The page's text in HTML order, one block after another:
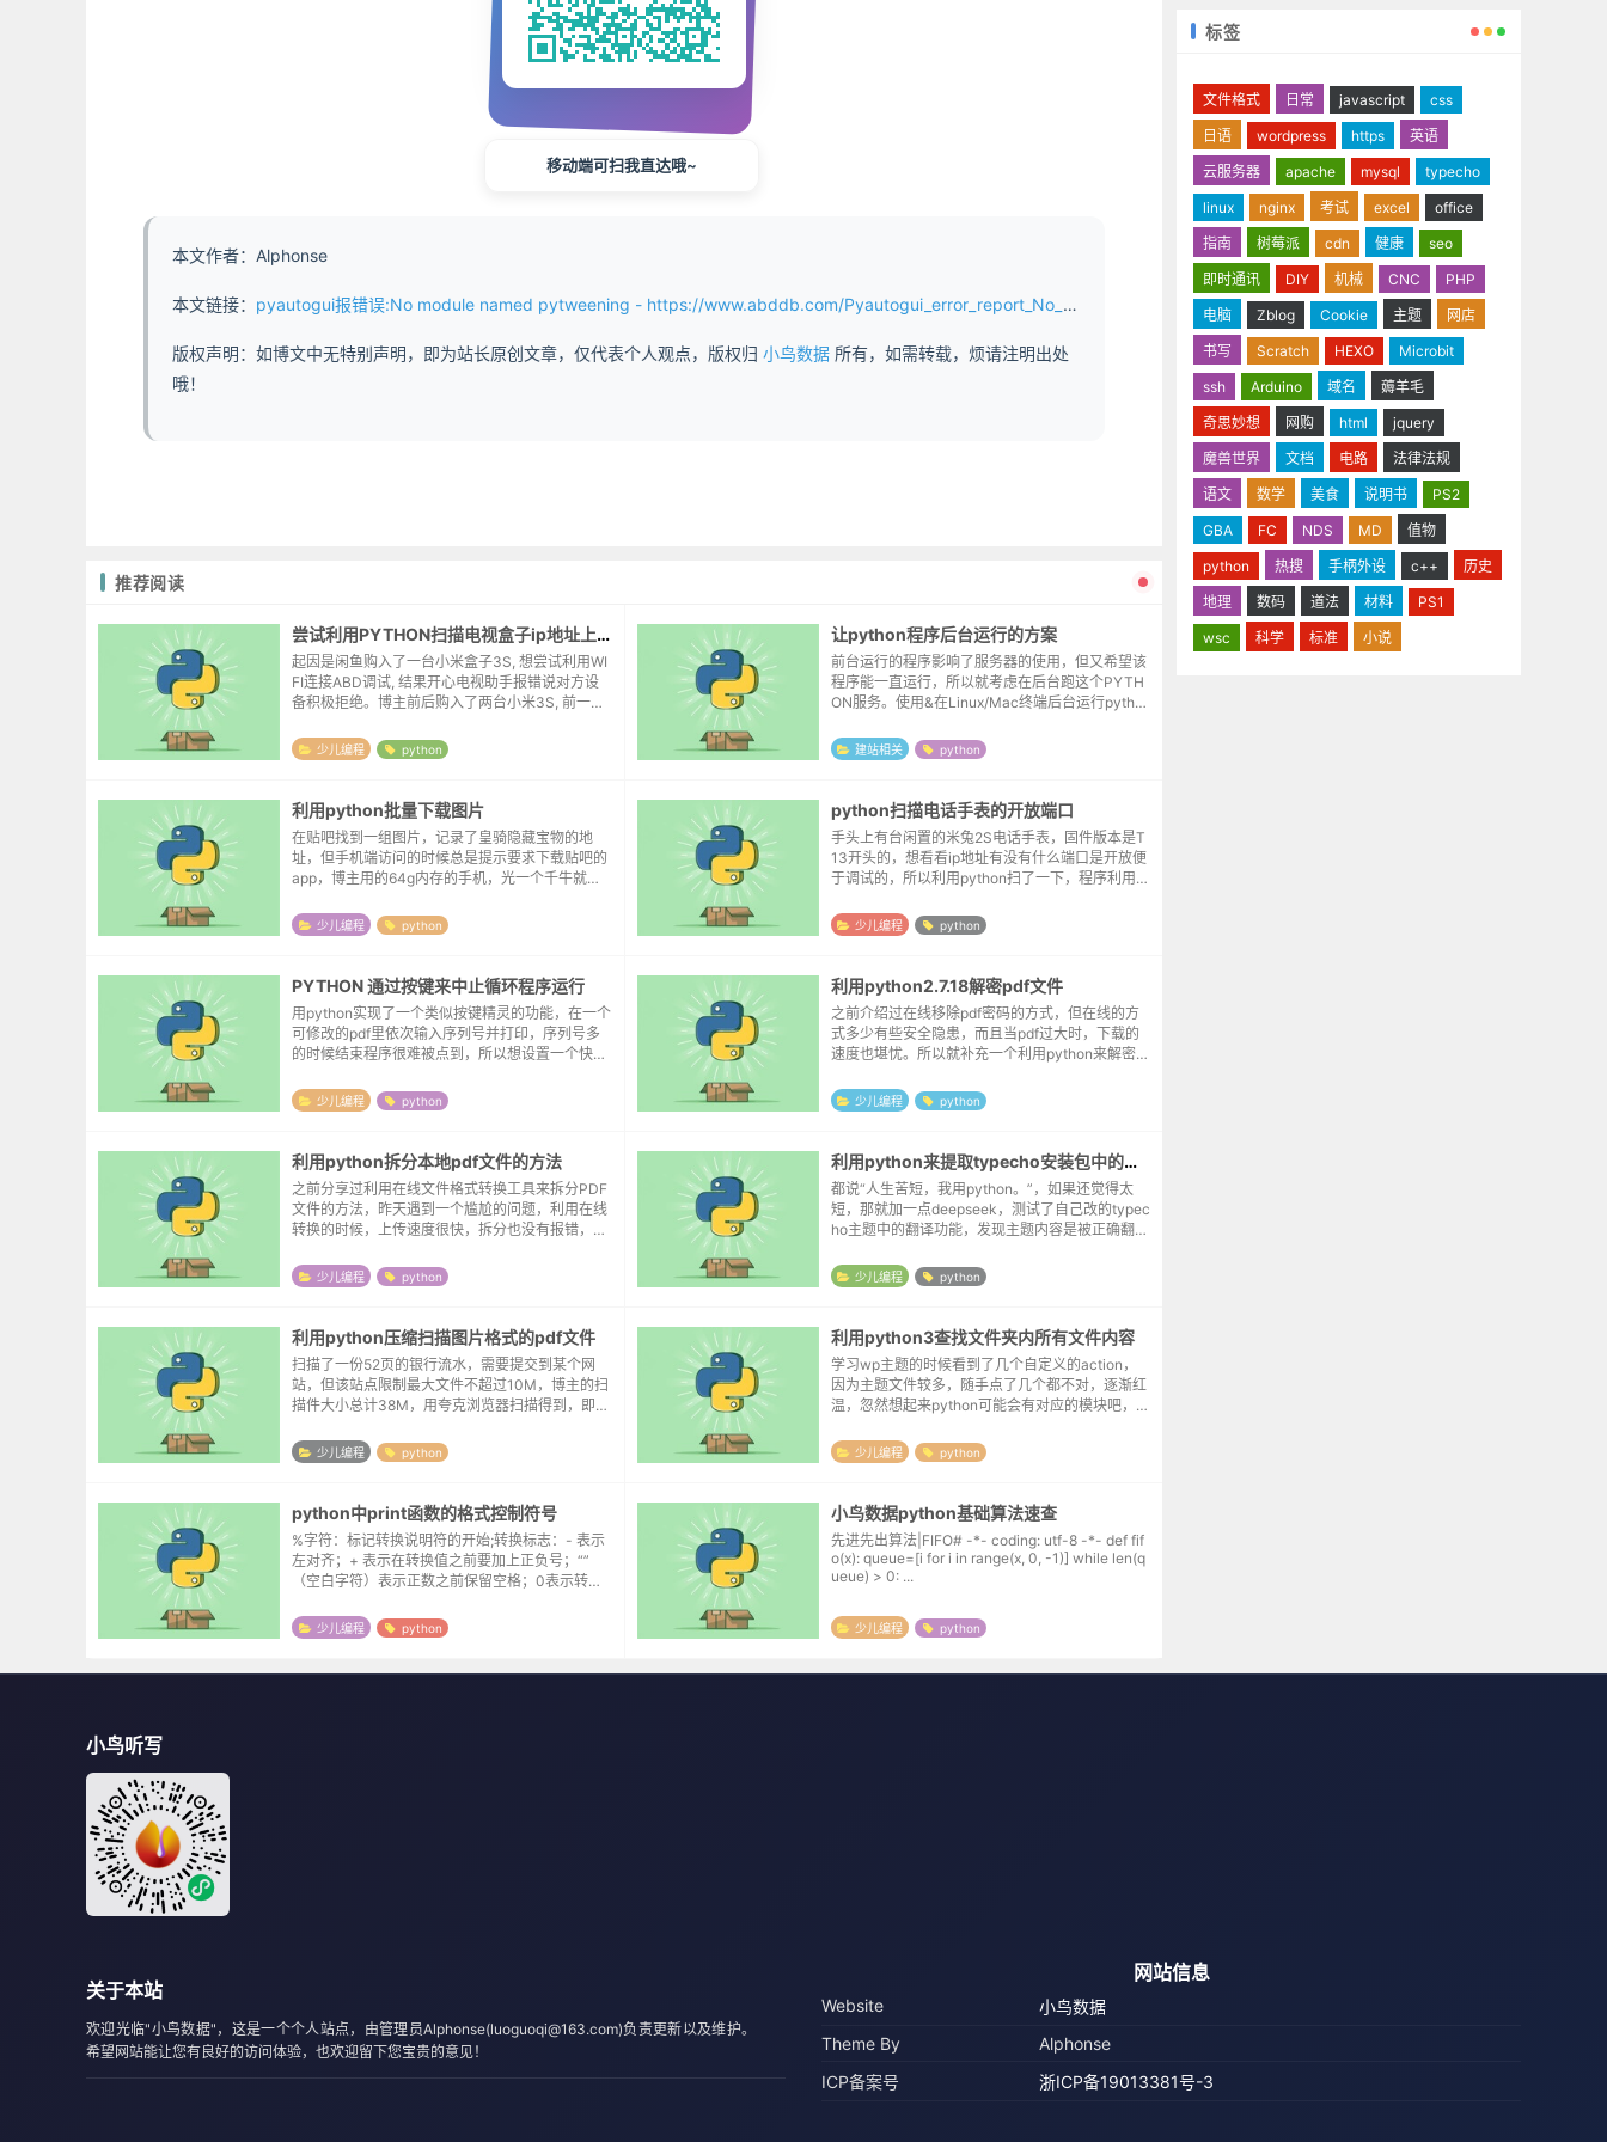
移动端可扫我直达哦~
本文作者：Alphonse
本文链接： pyautogui报错误:No module named pytweening - https://www.abddb.com/Pyautogui_error_report_No_module_named_pytweeting.html
版权声明：如博文中无特别声明，即为站长原创文章，仅代表个人观点，版权归 小鸟数据 所有，如需转载，烦请注明出处
哦！
推荐阅读
尝试利用PYTHON扫描电视盒子ip地址上的开放端口
起因是闲鱼购入了一台小米盒子3S, 想尝试利用WI
FI连接ABD调试, 结果开心电视助手报错说对方设
备积极拒绝。博主前后购入了两台小米3S, 前一台
55端口没有正确被打开。DeepSeek...
少儿编程 python
让python程序后台运行的方案
前台运行的程序影响了服务器的使用，但又希望该
程序能一直运行，所以就考虑在后台跑这个PYTH
ON服务。使用&在Linux/Mac终端后台运行pytho
端使用jobs...
建站相关 python
利用python批量下载图片
在贴吧找到一组图片，记录了皇骑隐藏宝物的地
址，但手机端访问的时候总是提示要求下载贴吧的
app，博主用的64g内存的手机，光一个千牛就占
以就想把图片转载到自己的博客上。首先是审查元
素提取图...
少儿编程 python
python扫描电话手表的开放端口
手头上有台闲置的米兔2S电话手表，固件版本是T
13开头的，想看看ip地址有没有什么端口是开放便
于调试的，所以利用python扫了一下，程序利用d
是一个端口也没有开放：import s...
少儿编程 python
PYTHON 通过按键来中止循环程序运行
用python实现了一个类似按键精灵的功能，在一个
可修改的pdf里依次输入序列号并打印，序列号多
的时候结束程序很难被点到，所以想设置一个快捷
keyboard 库，如果没有的...
少儿编程 python
利用python2.7.18解密pdf文件
之前介绍过在线移除pdf密码的方式，但在线的方
式多少有些安全隐患，而且当pdf过大时，下载的
速度也堪忧。所以就补充一个利用python来解密的
要用到python的PyPDF...
少儿编程 python
利用python拆分本地pdf文件的方法
之前分享过利用在线文件格式转换工具来拆分PDF
文件的方法，昨天遇到一个尴尬的问题，利用在线
转换的时候，上传速度很快，拆分也没有报错，然
怜的30k，这就有点不能忍了。于是在下载进度条
第一次报...
少儿编程 python
利用python来提取typecho安装包中的待翻译项
都说“人生苦短，我用python。”，如果还觉得太
短，那就加一点deepseek，测试了自己改的typec
ho主题中的翻译功能，发现主题内容是被正确翻译
内容分布在typehco系统文件...
少儿编程 python
利用python压缩扫描图片格式的pdf文件
扫描了一份52页的银行流水，需要提交到某个网
站，但该站点限制最大文件不超过10M，博主的扫
描件大小总计38M，用夸克浏览器扫描得到，即便
找过压缩pdf的在线站点，博主在博客内也有提
及，有兴...
少儿编程 python
利用python3查找文件夹内所有文件内容
学习wp主题的时候看到了几个自定义的action，
因为主题文件较多，随手点了几个都不对，逐渐红
温，忽然想起来python可能会有对应的模块吧，毕
西，方便确实是方便，一搜索直接把示例程...
少儿编程 python
python中print函数的格式控制符号
%字符：标记转换说明符的开始;转换标志：- 表示
左对齐；+ 表示在转换值之前要加上正负号；“”
（空白字符）表示正数之前保留空格；0表示转换
字符串至少应该具有该值指定的宽度。如果是*，
则宽...
少儿编程 python
小鸟数据python基础算法速查
先进先出算法|FIFO# -*- coding: utf-8 -*- def fif
o(x): queue=[i for i in range(x, 0, -1)] while len(q
ueue) > 0: ...
少儿编程 python
标签
文件格式 日常 javascript
css
日语
wordpress https
英语
云服务器
apache mysql
typecho
linux
nginx 考试 excel
office
指南
树莓派 cdn 健康
seo
即时通讯
DIY 机械 CNC
PHP
电脑
Zblog Cookie 主题
网店
书写
Scratch HEXO
Microbit
ssh
Arduino 域名
薅羊毛
奇思妙想
网购 html
jquery
魔兽世界
文档 电路
法律法规
语文
数学 美食 说明书
PS2
GBA
FC NDS MD
值物
python
热搜 手柄外设 c++
历史
地理
数码 道法 材料
PS1
wsc
科学 标准 小说
小鸟听写
关于本站
欢迎光临"小鸟数据"，这是一个个人站点，由管理员Alphonse(luoguoqi@163.com)负责更新以及维护。
希望网站能让您有良好的访问体验，也欢迎留下您宝贵的意见！
网站信息
Website
小鸟数据
Theme By
Alphonse
ICP备案号
浙ICP备19013381号-3